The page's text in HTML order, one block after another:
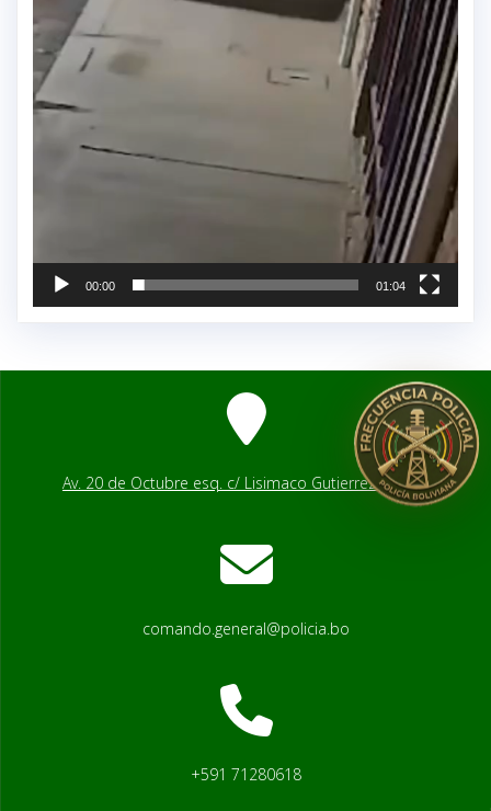
00:00 01:04
Av. 20 de Octubre esq. c/ Lisimaco Gutierrez # 2541
comando.general@policia.bo
+591 71280618